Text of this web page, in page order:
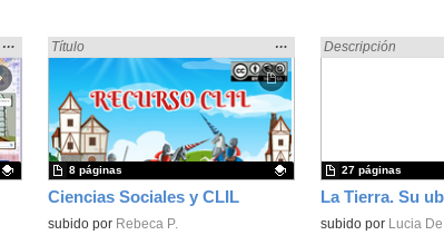
Mostrar
la
ubicación
de la
búsqueda
…
Ciencias Sociales y CLIL
Encontrado «Ciencias Sociales» en:
Título
Mostrar
la
ubicación
de la
búsqueda
…
Contenido educativo.
subido por Rebeca P.
8 páginas
Encontrado
Descripción
Contenido educativo.
subido por Lucia De
27 páginas